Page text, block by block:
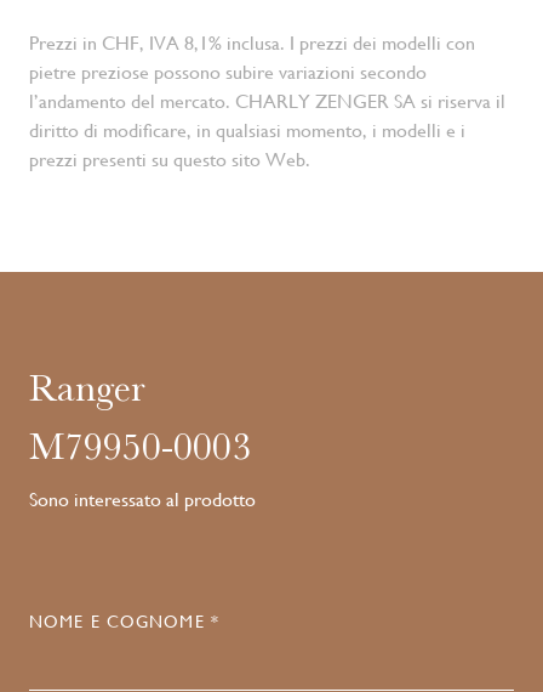
Prezzi in CHF, IVA 8,1% inclusa. I prezzi dei modelli con
pietre preziose possono subire variazioni secondo
l’andamento del mercato. CHARLY ZENGER SA si riserva il
diritto di modificare, in qualsiasi momento, i modelli e i
prezzi presenti su questo sito Web.
Ranger
M79950-0003
Sono interessato al prodotto
NOME E COGNOME *